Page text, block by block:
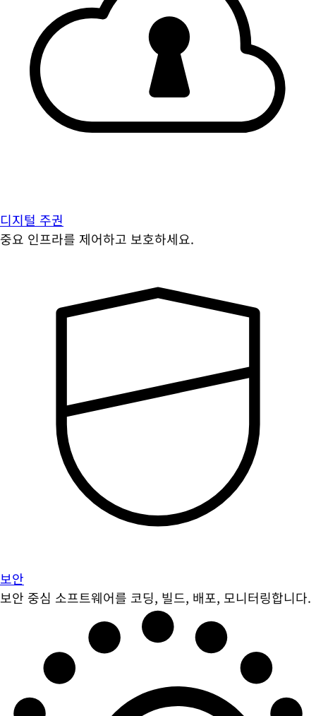
디지털 주권
중요 인프라를 제어하고 보호하세요.
보안
보안 중심 소프트웨어를 코딩, 빌드, 배포, 모니터링합니다.